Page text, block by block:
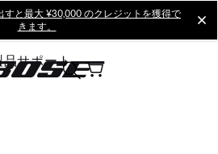
すと最大 ¥30,000 のクレジットを獲得で
きます。
品サポート